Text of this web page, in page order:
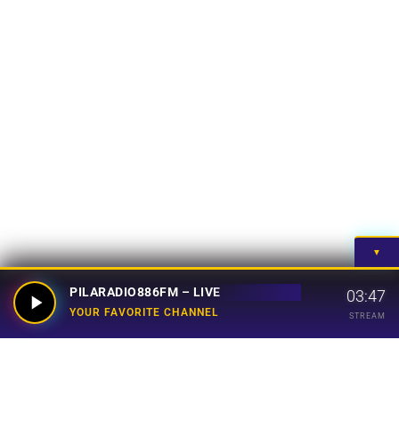
▼
PILARADIO886FM – LIVE
YOUR FAVORITE CHANNEL
03:47
STREAM